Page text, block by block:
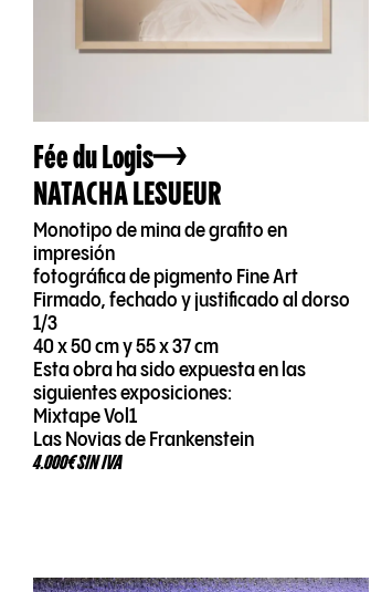
Fée du Logis
NATACHA LESUEUR
Monotipo de mina de grafito en
impresión
fotográfica de pigmento Fine Art
Firmado, fechado y justificado al dorso
1/3
40 x 50 cm y 55 x 37 cm
Esta obra ha sido expuesta en las
siguientes exposiciones:
Mixtape Vol1
Las Novias de Frankenstein
4.000€ SIN IVA